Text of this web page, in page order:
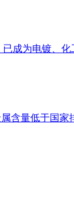
成为电镀、
含量低于国家